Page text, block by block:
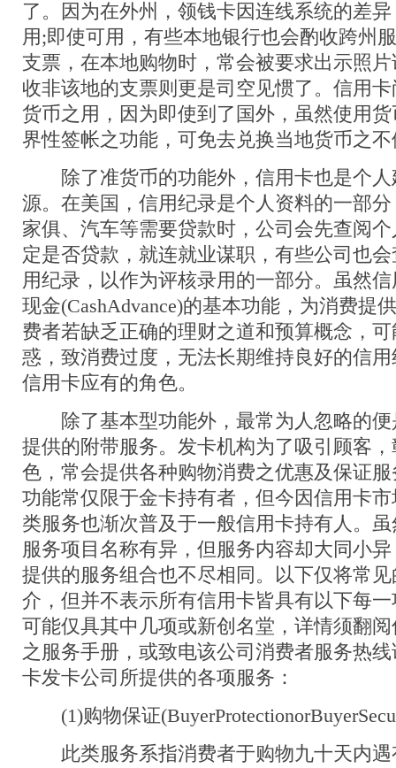
了。因为在外州，领钱卡因连线系统的差
用;即使可用，有些本地银行也会酌收跨州
支票，在本地购物时，常会被要求出示照
收非该地的支票则更是司空见惯了。信用
货币之用，因为即使到了国外，虽然使用
界性签帐之功能，可免去兑换当地货币之不
除了准货币的功能外，信用卡也是个人
源。在美国，信用纪录是个人资料的一部
家俱、汽车等需要贷款时，公司会先查阅
定是否贷款，就连就业谋职，有些公司也
用纪录，以作为评核录用的一部分。虽然
现金(CashAdvance)的基本功能，为消费提
费者若缺乏正确的理财之道和预算概念，
惑，致消费过度，无法长期维持良好的信
信用卡应有的角色。
除了基本型功能外，最常为人忽略的便
提供的附带服务。发卡机构为了吸引顾客
色，常会提供各种购物消费之优惠及保证
功能常仅限于金卡持有者，但今因信用卡
类服务也渐次普及于一般信用卡持有人。
服务项目名称有异，但服务内容却大同小
提供的服务组合也不尽相同。以下仅将常
介，但并不表示所有信用卡皆具有以下每
可能仅具其中几项或新创名堂，详情须翻
之服务手册，或致电该公司消费者服务热
卡发卡公司所提供的各项服务：
(1)购物保证
此类服务系指消费者于购物九十天内遇